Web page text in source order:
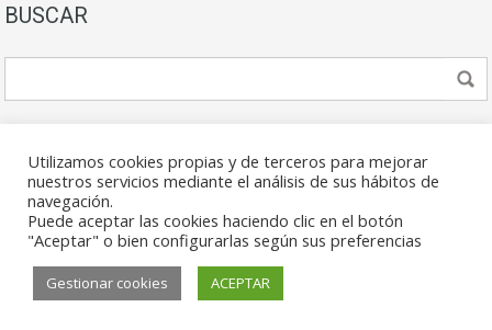
BUSCAR
© 2026. Todos los derechos reservados.
Utilizamos cookies propias y de terceros para mejorar
nuestros servicios mediante el análisis de sus hábitos de
navegación.
Puede aceptar las cookies haciendo clic en el botón
"Aceptar" o bien configurarlas según sus preferencias
Gestionar cookies ACEPTAR